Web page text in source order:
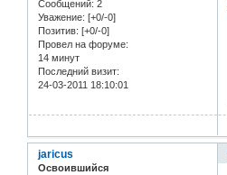
Сообщений: 2
Уважение: [+0/-0]
Позитив: [+0/-0]
Провел на форуме:
14 минут
Последний визит:
24-03-2011 18:10:01
jaricus
Освоившийся